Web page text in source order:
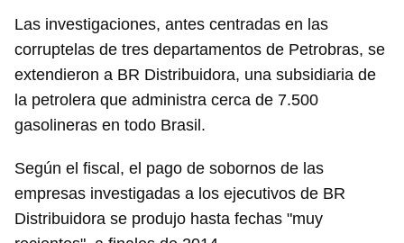
Las investigaciones, antes centradas en las
corruptelas de tres departamentos de Petrobras, se
extendieron a BR Distribuidora, una subsidiaria de
la petrolera que administra cerca de 7.500
gasolineras en todo Brasil.
Según el fiscal, el pago de sobornos de las
empresas investigadas a los ejecutivos de BR
Distribuidora se produjo hasta fechas "muy